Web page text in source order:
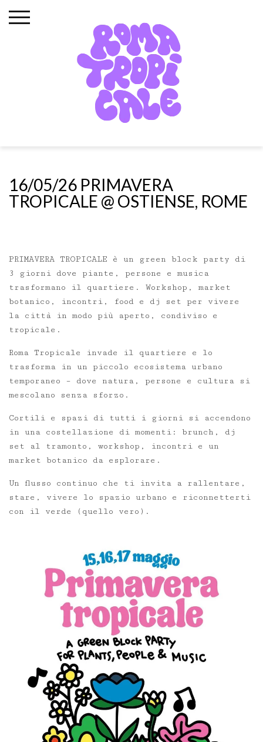
to
16/05/26 PRIMAVERA
TROPICALE @ OSTIENSE, ROME
PRIMAVERA TROPICALE è un green block party di
3 giorni dove piante, persone e musica
trasformano il quartiere. Workshop, market
botanico, incontri, food e dj set per vivere
la città in modo più aperto, condiviso e
tropicale.
Roma Tropicale invade il quartiere e lo
trasforma in un piccolo ecosistema urbano
temporaneo – dove natura, persone e cultura si
mescolano senza sforzo.
Cortili e spazi di tutti i giorni si accendono
in una costellazione di momenti: brunch, dj
set al tramonto, workshop, incontri e un
market botanico da esplorare.
Un flusso continuo che ti invita a rallentare,
stare, vivere lo spazio urbano e riconnetterti
con il verde (quello vero).